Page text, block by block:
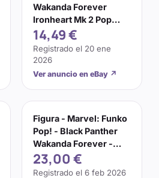
Wakanda Forever
Ironheart Mk 2 Pop
Marvel #1176 Vinyl
Figura
14,49 €
Registrado el 20 ene
2026
Ver anuncio en eBay ↗
Figura - Marvel: Funko
Pop! - Black Panther
Wakanda Forever -
Ironheart Mk 2 ...
23,00 €
Registrado el 6 feb 2026